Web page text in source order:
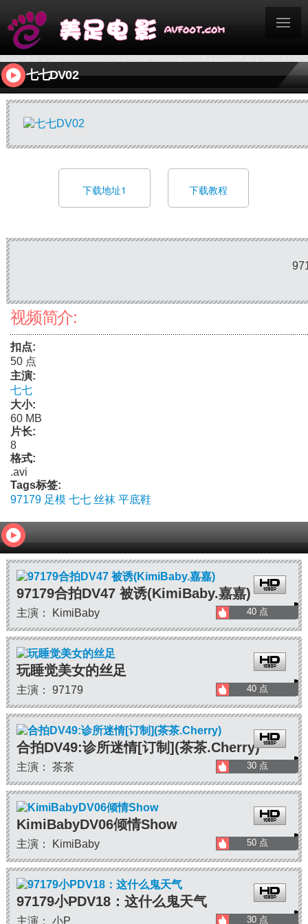
七七DV02
下载地址1 下载教程
视频简介:
扣点:
50 点
主演:
七七
大小:
60 MB
片长:
8
格式:
.avi
Tags标签:
97179 足模 七七 丝袜 平底鞋
97179合拍DV47 被诱(KimiBaby.嘉嘉)
主演： KimiBaby 40 点
玩睡觉美女的丝足
主演： 97179 40 点
合拍DV49:诊所迷情[订制](茶茶.Cherry)
主演： 茶茶 30 点
KimiBabyDV06倾情Show
主演： KimiBaby 50 点
97179小PDV18：这什么鬼天气
主演： 小P 30 点